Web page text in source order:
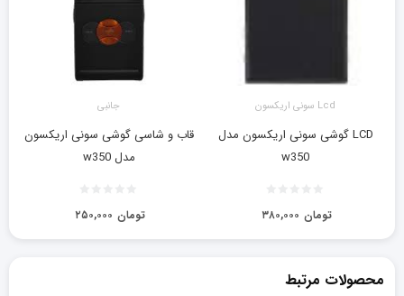
Lcd سونی اریکسون
LCD گوشی سونی اریکسون مدل
w350
۳۸۰,۰۰۰ تومان
جانبی
قاب و شاسی گوشی سونی اریکسون
مدل w350
۲۵۰,۰۰۰ تومان
محصولات مرتبط